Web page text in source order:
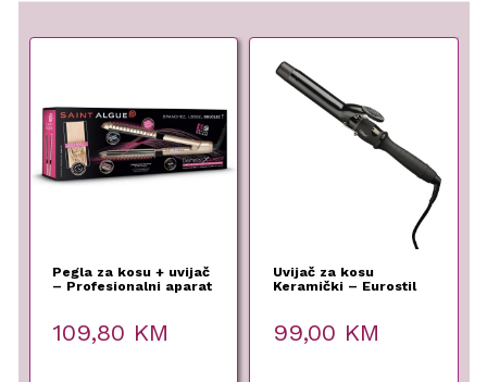
Pegla za kosu + uvijač
– Profesionalni aparat
109,80 KM
Uvijač za kosu
Keramički – Eurostil
99,00 KM